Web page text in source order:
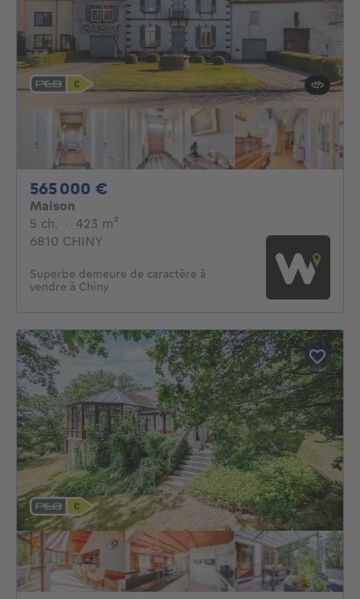
565 000 €
Maison
5 ch. 5 chambres
· 423 m²
6810 CHINY
Superbe demeure de caractère à
vendre à Chiny